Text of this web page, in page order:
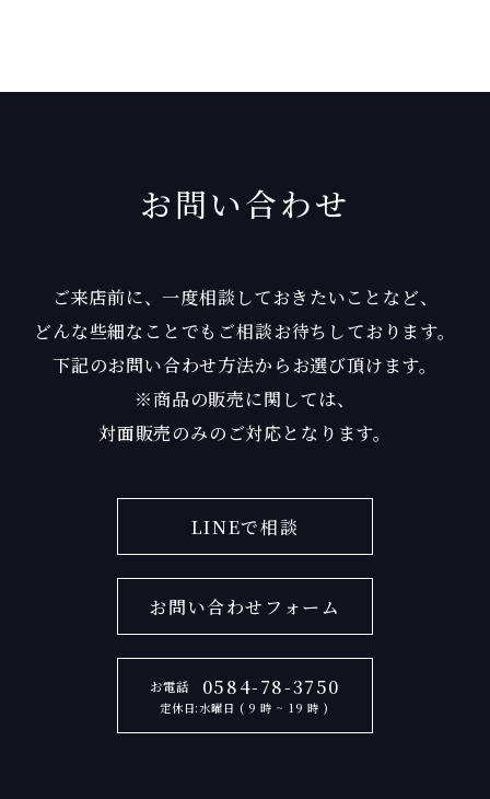
お問い合わせ
ご来店前に、一度相談しておきたいことなど、
どんな些細なことでもご相談お待ちしております。
下記のお問い合わせ方法からお選び頂けます。
※商品の販売に関しては、
対面販売のみのご対応となります。
LINEで相談
お問い合わせフォーム
お電話 0584-78-3750
定休日:水曜日 ( 9 時 ~ 19 時 )